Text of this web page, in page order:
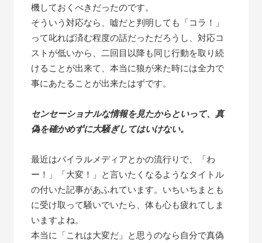
機しておくべきだったのです。
そういう対応なら、嘘だと判明しても「コラ！」
って叱れば済む程度の話だっただろうし、対応コ
ストが低いから、二回目以降も同じ行動を取り続
けることが出来て、本当に狼が来た時には全力で
事にあたることが出来たはずです。
センセーショナルな情報を見たからといって、真
偽を確かめずに大騒ぎしてはいけない。
最近はバイラルメディアとかの流行りで、「わ
ー！」「大変！」と言いたくなるようなタイトル
の付いた記事があふれています。いちいちまとも
に受け取って騒いでいたら、体も心も疲れてしま
いますよね。
本当に「これは大変だ」と思うのなら自分で真偽